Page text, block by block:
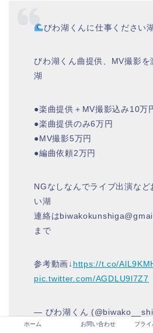
びわ湖くんに仕事ください
びわ湖くん曲提供、MV撮影を
湖
●楽曲提供＋MV撮影込み10万
●楽曲提供のみ6万円
●MV撮影5万円
●編曲依頼2万円
NGなしなんでライブ出演など
い湖
連絡は
まで
参考動画↓ https://t.co/
pic.twitter.com/AGDLU9l7Z7
— びわ湖くん
2021
ホーム お問い合わせ プラ